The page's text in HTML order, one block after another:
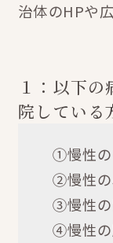
治体のHPや
１：以下
院している
①慢性
②慢性の
③慢性
④慢性の